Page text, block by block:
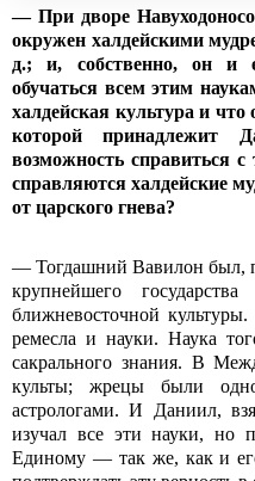
— При дворе
окружен халдейскими
д.; и, собственно, он и
обучаться всем этим
халдейская культура и
которой принадлежит
возможность справиться
справляются халдейские
от царского гнева?
— Тогдашний Вавилон был,
крупнейшего
ближневосточной
ремесла и науки. Наука
сакрального знания. В
культы; жрецы были
астрологами. И Даниил,
изучал все эти науки, но
Единому — так же, как и